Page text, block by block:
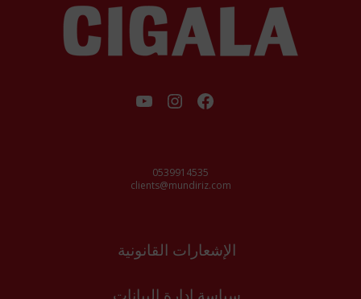
فيسبوكإنستجرام
يوتيوب
0539914535
clients@mundiriz.com
الإشعارات القانونية
سياسة إدارة البيانات